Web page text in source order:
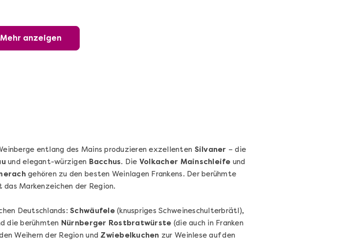
aus über 1.600 Events -
Termine garantiert
Mehr anzeigen
entlang des Mains produzieren exzellenten Silvaner – die
und elegant-würzigen Bacchus. Die Volkacher Mainschleife und
gehören zu den besten Weinlagen Frankens. Der berühmte
Markenzeichen der Region.
Deutschlands:Schwäufele(knuspriges Schweineschulterbrätl),
die berühmten Nürnberger Rostbratwürste (die auch in Franken
Weihern der Region und Zwiebelkuchen zur Weinlese auf den